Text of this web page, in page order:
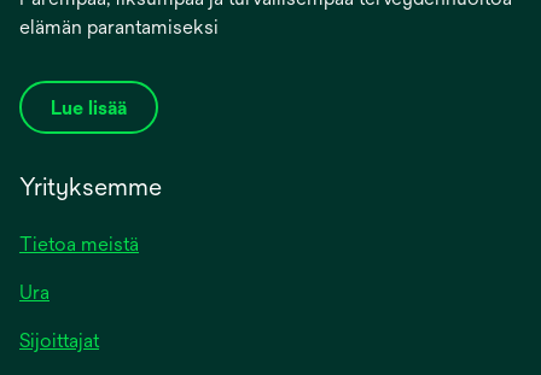
elämän parantamiseksi
Lue lisää
Yrityksemme
Tietoa meistä
Ura
Sijoittajat